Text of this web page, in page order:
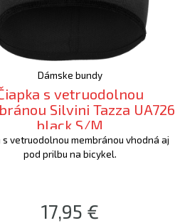
Dámske bundy
s vetruodolnou
Silvini Tazza UA726
black S/M
s vetruodolnou membránou vhodná aj
pod prilbu na bicykel.
17,95 €